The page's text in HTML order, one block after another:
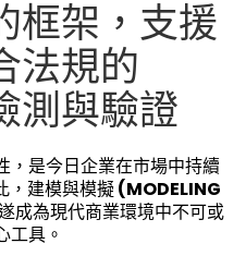
框架，支援
法規的
測與驗證
，是今日企業在市場中持續
，建模與模擬 (MODELING
成為現代商業環境中不可或
工具。